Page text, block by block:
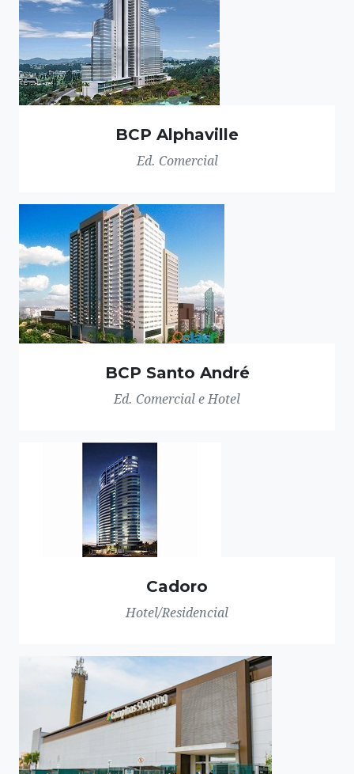
BCP Alphaville
Ed. Comercial
BCP Santo André
Ed. Comercial e Hotel
Cadoro
Hotel/Residencial